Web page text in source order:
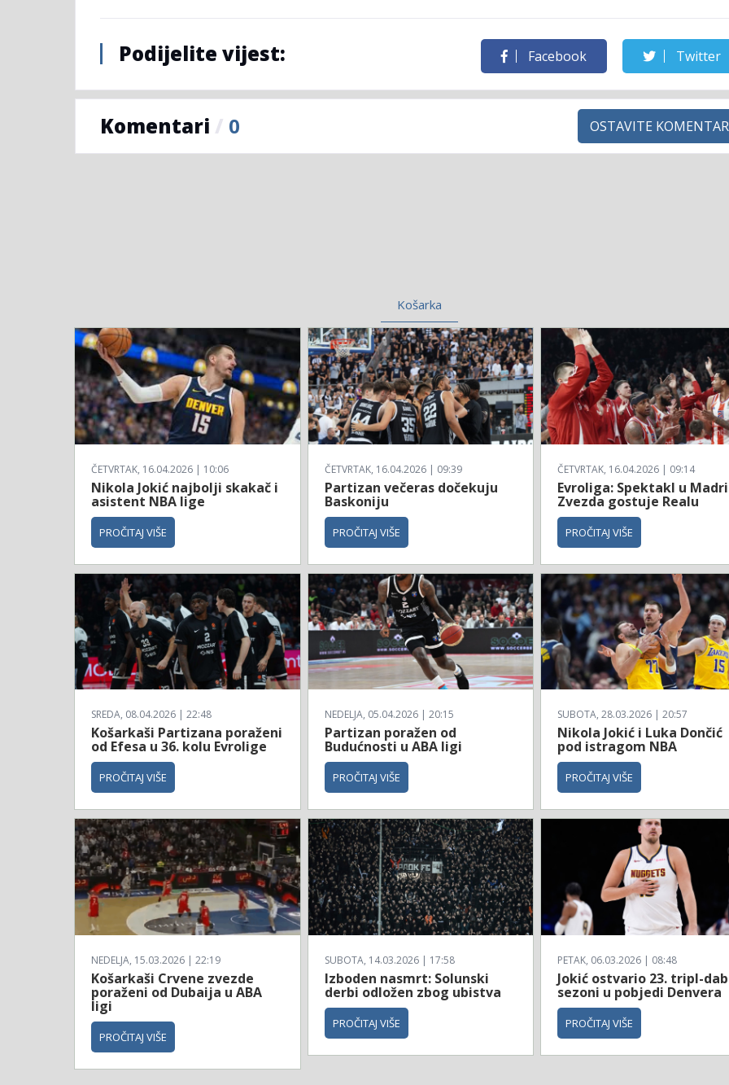
Podijelite vijest: Facebook Twitter
Komentari / 0 OSTAVITE KOMENTAR
Košarka
ČETVRTAK, 16.04.2026 | 10:06
Nikola Jokić najbolji skakač i
asistent NBA lige
PROČITAJ VIŠE
ČETVRTAK, 16.04.2026 | 09:39
Partizan večeras dočekuju
Baskoniju
PROČITAJ VIŠE
ČETVRTAK, 16.04.2026 | 09:14
Evroliga: Spektakl u
Zvezda gostuje Realu
PROČITAJ VIŠE
SREDA, 08.04.2026 | 22:48
Košarkaši Partizana poraženi
od Efesa u 36. kolu Evrolige
PROČITAJ VIŠE
NEDELJA, 05.04.2026 | 20:15
Partizan poražen od
Budućnosti u ABA ligi
PROČITAJ VIŠE
SUBOTA, 28.03.2026 | 20:57
Nikola Jokić i Luka Dončić
pod istragom NBA
PROČITAJ VIŠE
NEDELJA, 15.03.2026 | 22:19
Košarkaši Crvene zvezde
poraženi od Dubaija u ABA
ligi
PROČITAJ VIŠE
SUBOTA, 14.03.2026 | 17:58
Izboden nasmrt: Solunski
derbi odložen zbog ubistva
PROČITAJ VIŠE
PETAK, 06.03.2026 | 08:48
Jokić ostvario 23. tripl-
sezoni u pobjedi Denvera
PROČITAJ VIŠE